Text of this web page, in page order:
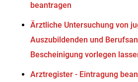
beantragen
Ärztliche Untersuchung von
Auszubildenden und
Bescheinigung vorlegen
Arztregister - Eintragung